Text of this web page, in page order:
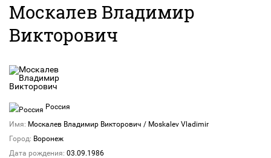
Москалев Владимир
Викторович
Россия
Имя: Москалев Владимир Викторович / Moskalev Vladimir
Город: Воронеж
Дата рождения: 03.09.1986